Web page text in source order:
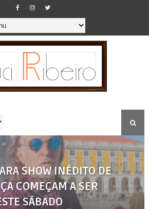
SHOW INÉDITO DE
COMEÇAM A SER
SÁBADO